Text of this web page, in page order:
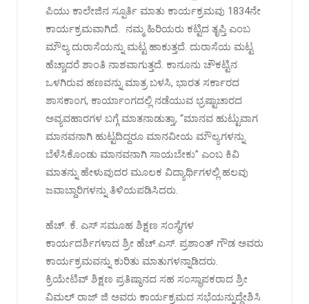
ಪಿಯು ಕಾಲೇಜಿನ ಸ್ಪೂರ್ತಿ ಮಾತು ಕಾರ್ಯಕ್ರಮವು 1834ನೇ
ಕಾರ್ಯಕ್ರಮವಾಗಿದೆ. ನಮ್ಮ ಹಿರಿಯರು ಕಟ್ಟಿದ ತೃಪ್ತಿ ಎಂಬ
ಮೌಲ್ಯ ದುರಾಸೆಯನ್ನು ಮಟ್ಟ ಹಾಕುತ್ತದೆ. ದುರಾಸೆಯ ಮಟ್ಟ
ಹೆಚ್ಚಾದರೆ ಶಾಂತಿ ನಾಶವಾಗುತ್ತದೆ. ಕಾನೂನು ಚೌಕಟ್ಟಿನ
ಒಳಗಿರುವ ಹಣವನ್ನು ಮಾತ್ರ ಬಳಸಿ, ಭಾರತ ಸರ್ಕಾರದ
ಶಾಸಕಾಂಗ, ಕಾರ್ಯಾಂಗದಲ್ಲಿ ನಡೆಯುವ ಭ್ರಷ್ಟಾಚಾರದ
ಅವ್ಯವಹಾರಗಳ ಬಗ್ಗೆ ಮಾತನಾಡುತ್ತಾ, “ಮಾನವ ಹುಟ್ಟುವಾಗ
ಮಾನವನಾಗಿ ಹುಟ್ಟದಿದ್ದರೂ ಮಾನವೀಯ ಮೌಲ್ಯಗಳನ್ನು
ಬೆಳೆಸಿಕೊಂಡು ಮಾನವನಾಗಿ ಸಾಯಬೇಕು” ಎಂಬ ಕಿವಿ
ಮಾತನ್ನು ಹೇಳುವುದರ ಮೂಲಕ ವಿದ್ಯಾರ್ಥಿಗಳಲ್ಲಿ ಹಲವು
ಜವಾಬ್ದಾರಿಗಳನ್ನು ತಿಳಿಯಪಡಿಸಿದರು.
ಹೆಚ್. ಕೆ. ಎಸ್ ಸಮೂಹ ಶಿಕ್ಷಣ ಸಂಸ್ಥೆಗಳ
ಕಾರ್ಯದರ್ಶಿಗಳಾದ ಶ್ರೀ ಹೆಚ್.ಎಸ್. ಪ್ರಶಾಂತ್ ಗೌಡ ಅವರು
ಕಾರ್ಯಕ್ರಮವನ್ನು ಕುರಿತು ಮಾತುಗಳನ್ನಾಡಿದರು.
ಕ್ರಿಯೇಟಿವ್ ಶಿಕ್ಷಣ ಪ್ರತಿಷ್ಠಾನದ ಸಹ ಸಂಸ್ಥಾಪಕರಾದ ಶ್ರೀ
ವಿಮಲ್ ರಾಜ್ ಜಿ ಅವರು ಕಾರ್ಯಕ್ರಮದ ಸಭೆಯನ್ನುದ್ದೇಶಿಸಿ